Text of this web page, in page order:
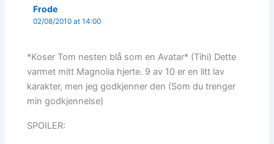
Frode
02/08/2010 at 14:00
*Koser Tom nesten blå som en Avatar* (Tihi) Dette
varmet mitt Magnolia hjerte. 9 av 10 er en litt lav
karakter, men jeg godkjenner den (Som du trenger
min godkjennelse)
SPOILER: